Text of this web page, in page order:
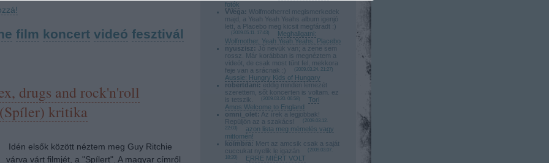
film koncert videó fesztivál
drugs and rock'n'roll
kritika
Idén elsők között néztem meg Guy Ritchie
várva várt filmjét, a "Spílert". A magyar címről
fotók
VVega: Wolfmotherrel megismerkedek
majd, a Yeah Yeah Yeahs album igenjó
lett, a Placebo meg kicsit megfáradt :)
2009.05.11. 17:43
Meghallgatni:
Wolfmother, Yeah Yeah Yeahs, Placebo
nyuszisz:
Jó nevük van; a zene sem
rossz. Már korábban is megnéztem a
videót, de csak most tűnt fel, mekkora
feje van a srácnak :)
2009.03.24. 21:27)
Aussie: Hungry Kids of Hungary
robertdani: eddig minden lemezét
szerettem, sőt koncerten is voltam. ez
is tetszik.
2009.03.20. 06:58
Tori
Amos:Welcome to England
omni_olet: Az írek a legjobbak!
Repüljön az a szakács!
2009.03.12.
22:03
azon lista meg mémelés vagy
mittomén!
koimbra: Mert az amcsik csak a saját
cuccukat nyelik le igazán
2009.03.07.
18:20
ERRE MIÉRT VOLT